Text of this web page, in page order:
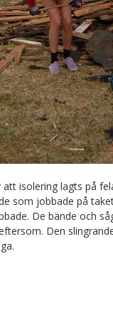
isolering lagts på
som jobbade på
De bände och
Den